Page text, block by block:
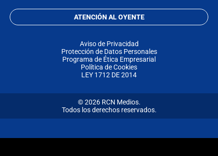
ATENCIÓN AL OYENTE
Aviso de Privacidad
Protección de Datos Personales
Programa de Ética Empresarial
Política de Cookies
LEY 1712 DE 2014
© 2026 RCN Medios.
Todos los derechos reservados.